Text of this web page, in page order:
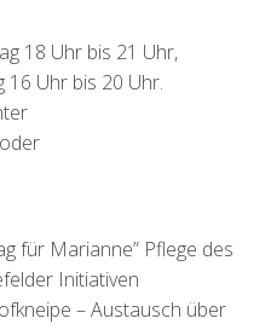
18 Uhr bis 21 Uhr,
16 Uhr bis 20 Uhr.
für Marianne” Pflege des
Initiativen
– Austausch über